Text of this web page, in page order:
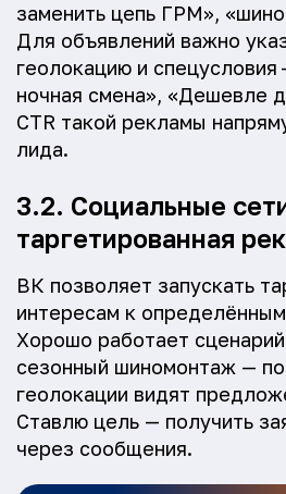
заменить цепь ГРМ»,
Для объявлений важно
геолокацию и спецусловия
ночная смена», «Дешевле
CTR такой рекламы
лида.
3.2. Социальные
таргетированная
ВК позволяет запускать
интересам к
Хорошо работает
сезонный шиномонтаж —
геолокации видят
Ставлю цель — получить
через сообщения.